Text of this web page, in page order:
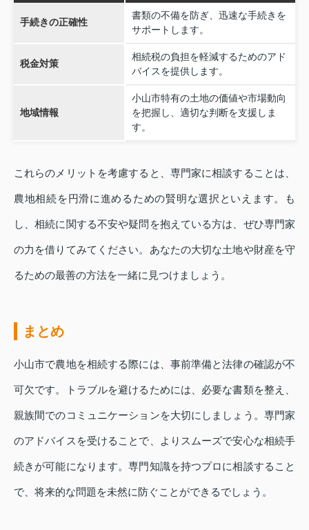
手続きの正確性
書類の不備を防ぎ、迅速な手続きを
サポートします。
税金対策
相続税の負担を軽減するためのアド
バイスを提供します。
地域情報
小山市特有の土地の価値や市場動向
を把握し、適切な判断を支援しま
す。
これらのメリットを考慮すると、専門家に相談することは、
農地相続を円滑に進めるための賢明な選択といえます。も
し、相続に関する不安や疑問を抱えている方は、ぜひ専門家
の力を借りてみてください。あなたの大切な土地や財産を守
るための最善の方法を一緒に見つけましょう。
まとめ
小山市で農地を相続する際には、事前準備と法律の確認が不
可欠です。トラブルを避けるためには、必要な書類を整え、
親族間でのコミュニケーションを大切にしましょう。専門家
のアドバイスを受けることで、よりスムーズで安心な相続手
続きが可能になります。専門知識を持つプロに相談すること
で、将来的な問題を未然に防ぐことができるでしょう。